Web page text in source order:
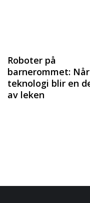
Roboter på
barnerommet: Når
teknologi blir en
av leken